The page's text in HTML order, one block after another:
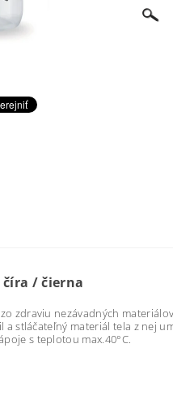
číra / čierna
zdraviu nezávadných
stláčateľný materiál tela z nej
s teplotou max.40°C.